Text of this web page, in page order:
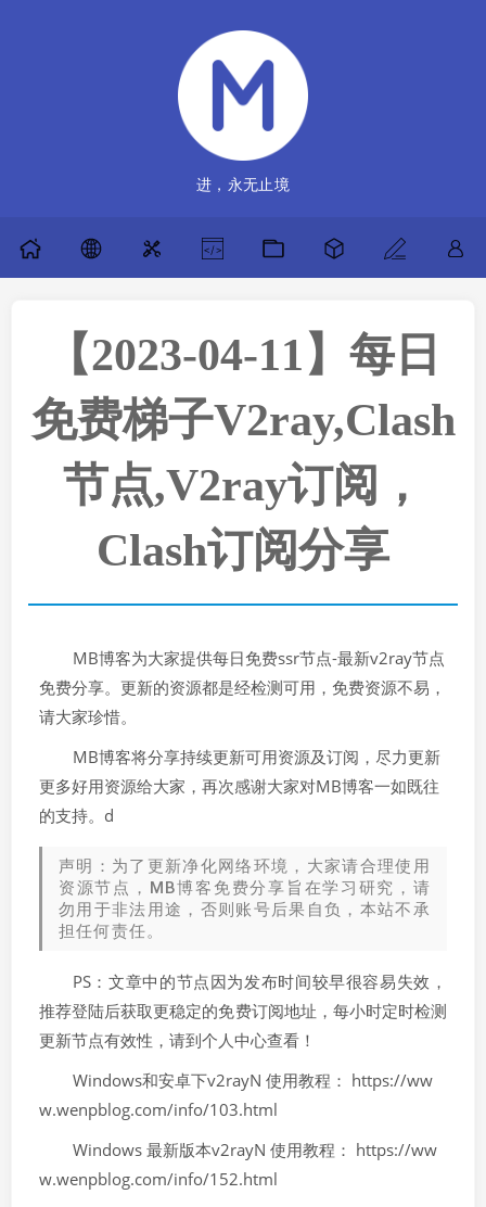
进，永无止境
【2023-04-11】每日
免费梯子V2ray,Clash
节点,V2ray订阅，
Clash订阅分享
MB博客为大家提供每日免费ssr节点-最新v2ray节点
免费分享。更新的资源都是经检测可用，免费资源不易，
请大家珍惜。
MB博客将分享持续更新可用资源及订阅，尽力更新
更多好用资源给大家，再次感谢大家对MB博客一如既往
的支持。d
声明：为了更新净化网络环境，大家请合理使用
资源节点，MB博客免费分享旨在学习研究，请
勿用于非法用途，否则账号后果自负，本站不承
担任何责任。
PS：文章中的节点因为发布时间较早很容易失效，
推荐登陆后获取更稳定的免费订阅地址，每小时定时检测
更新节点有效性，请到个人中心查看！
Windows和安卓下v2rayN 使用教程： https://ww
w.wenpblog.com/info/103.html
Windows 最新版本v2rayN 使用教程： https://ww
w.wenpblog.com/info/152.html